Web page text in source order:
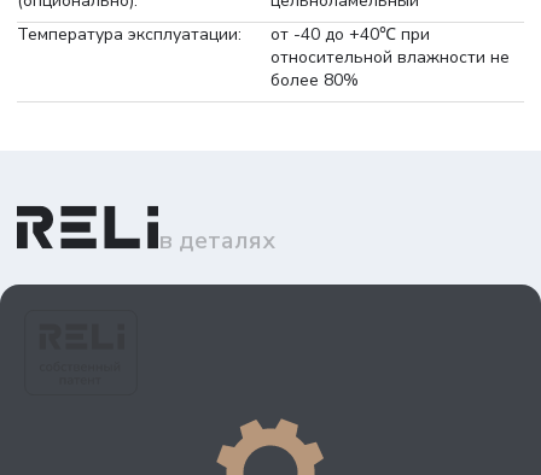
Температура эксплуатации:
от -40 до +40℃ при
относительной влажности не
более 80%
в деталях